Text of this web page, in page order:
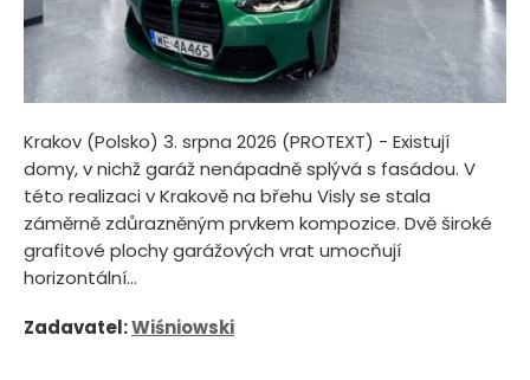
Krakov (Polsko) 3. srpna 2026 (PROTEXT) - Existují
domy, v nichž garáž nenápadně splývá s fasádou. V
této realizaci v Krakově na břehu Visly se stala
záměrně zdůrazněným prvkem kompozice. Dvě široké
grafitové plochy garážových vrat umocňují
horizontální...
Zadavatel:Wiśniowski